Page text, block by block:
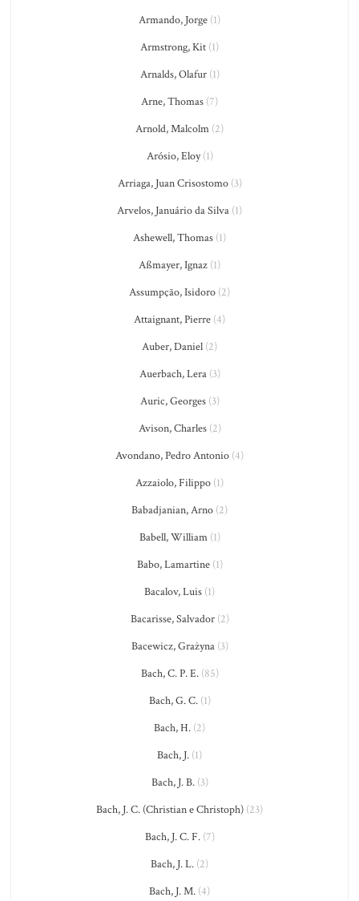
Armando, Jorge (1)
Armstrong, Kit (1)
Arnalds, Olafur(1)
Arne, Thomas (7)
Arnold, Malcolm (2)
Arósio, Eloy(1)
Arriaga, Juan Crisostomo(3)
Arvelos, Januário da Silva (1)
Ashewell, Thomas (1)
Aßmayer, Ignaz (1)
Assumpção, Isidoro (2)
Attaignant, Pierre (4)
Auber, Daniel (2)
Auerbach, Lera(3)
Auric, Georges(3)
Avison, Charles(2)
Avondano, Pedro Antonio (4)
Azzaiolo, Filippo (1)
Babadjanian, Arno (2)
Babell, William(1)
Babo, Lamartine(1)
Bacalov, Luis (1)
Bacarisse, Salvador(2)
Bacewicz, Grażyna(3)
Bach, C. P. E.(85)
Bach, G. C.(1)
Bach, H. (2)
Bach, J. (1)
Bach, J. B.(3)
Bach, J. C. (Christian e Christoph) (23)
Bach, J. C. F.(7)
Bach, J. L. (2)
Bach, J. M. (4)